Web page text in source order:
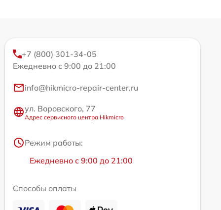
+7 (800) 301-34-05
Ежедневно с 9:00 до 21:00
info@hikmicro-repair-center.ru
ул. Воровского, 77
Адрес сервисного центра Hikmicro
Режим работы:
Ежедневно с 9:00 до 21:00
Способы оплаты